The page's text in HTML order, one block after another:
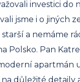
investici do
jsme i o jiných
a nemáme
Polsko. Pan
apartmán
důležité detaily